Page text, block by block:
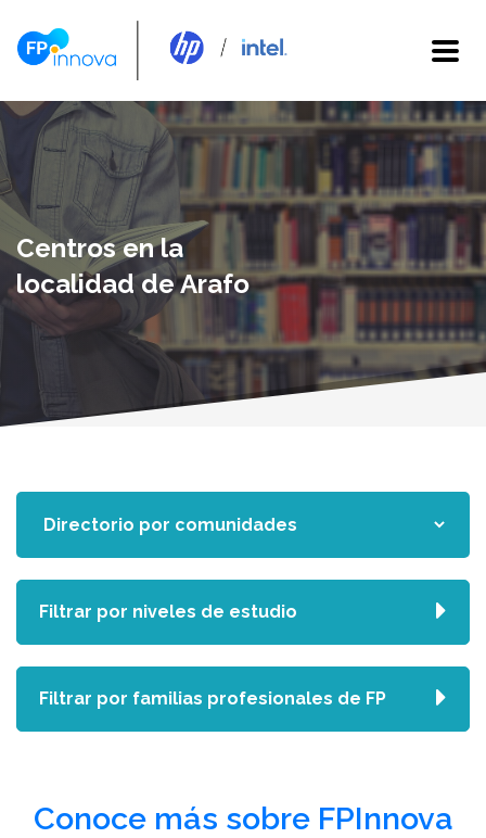
Centros en la
localidad de Arafo
Conoce más sobre FPInnova
Filtrar por niveles de estudio
Filtrar por familias profesionales de FP